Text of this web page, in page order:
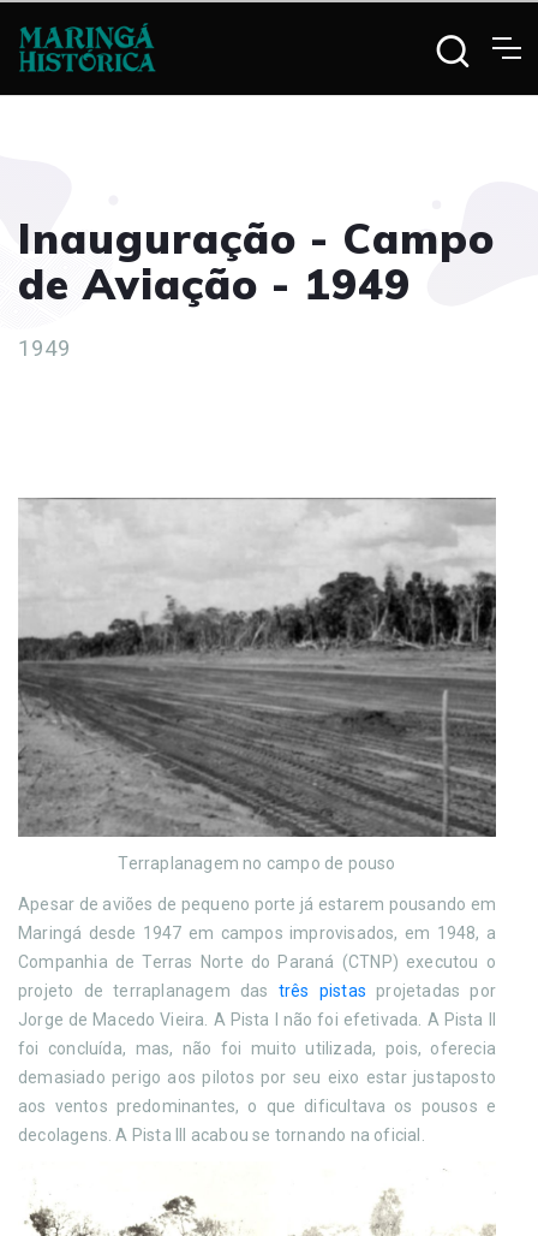
Inauguração - Campo
de Aviação - 1949
1949
Terraplanagem no campo de pouso
Apesar de aviões de pequeno porte já estarem pousando em
Maringá desde 1947 em campos improvisados, em 1948, a
Companhia de Terras Norte do Paraná (CTNP) executou o
projeto de terraplanagem das três pistas projetadas por
Jorge de Macedo Vieira. A Pista I não foi efetivada. A Pista II
foi concluída, mas, não foi muito utilizada, pois, oferecia
demasiado perigo aos pilotos por seu eixo estar justaposto
aos ventos predominantes, o que dificultava os pousos e
decolagens. A Pista III acabou se tornando na oficial.